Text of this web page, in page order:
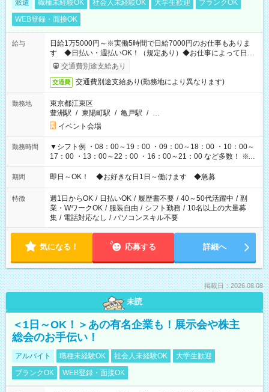
派遣 職種未経験OK 社会人未経験OK 大学生歓迎
ブランクOK
WEB登録・面接OK
給与
日給1万5000円～※実働5時間で日給7000円のお仕事もありま
す ◆日払い・週払いOK！（規定あり）◆お仕事によって日給
も異なります
交通費別途支給あり
交通費 交通費別途支給あり(勤務地により異なります)
勤務地
東京都江東区
豊洲駅 / 東陽町駅 / 亀戸駅 / …
イベント会場
勤務時間
▼シフト例 ・08：00～19：00 ・09：00～18：00 ・10：00～
17：00 ・13：00～22：00 ・16：00～21：00 など多数！ ※お
仕事により勤務時間が異なります
期間 即日～OK！ ◆お好きな日1日～働けます ◆急募
特徴 週1日からOK / 日払いOK / 履歴書不要 / 40～50代活躍中 / 副
業・WワークOK / 服装自由 / シフト勤務 / 10名以上の大量募
集 / 電話対応なし / パソコンスキル不要
気になる！ 応募する 詳細へ
掲載日：2026.08.08
未読
＜1日～OK！＞あの有名企業も！展示会や株主
総会のお手伝い！
アルバイト 職種未経験OK 社会人未経験OK
大学生歓迎
ブランクOK
WEB登録・面接OK